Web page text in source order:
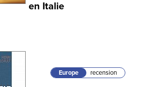
en Italie
Europe recension